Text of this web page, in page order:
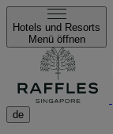
Hotels und Resorts
Menü öffnen
de